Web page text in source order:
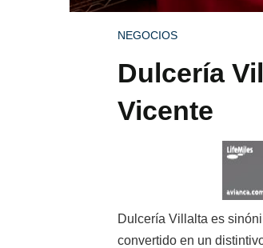
NEGOCIOS
Dulcería
Vicente
Dulcería Villalta es
convertido en un